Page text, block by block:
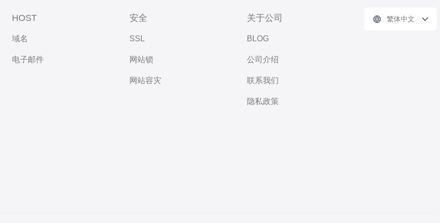
HOST
域名
电子邮件
安全
SSL
网站锁
网站容灾
关于公司
BLOG
公司介绍
联系我们
隐私政策
繁体中文